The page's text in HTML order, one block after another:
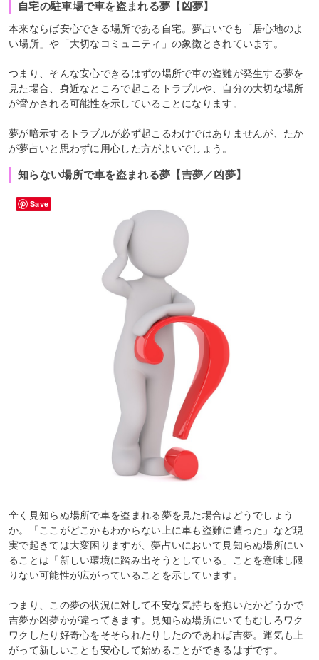
自宅の駐車場で車を盗まれる夢【凶夢】
本来ならば安心できる場所である自宅。夢占いでも「居心地のよ
い場所」や「大切なコミュニティ」の象徴とされています。
つまり、そんな安心できるはずの場所で車の盗難が発生する夢を
見た場合、身近なところで起こるトラブルや、自分の大切な場所
が脅かされる可能性を示していることになります。
夢が暗示するトラブルが必ず起こるわけではありませんが、たか
が夢占いと思わずに用心した方がよいでしょう。
知らない場所で車を盗まれる夢【吉夢／凶夢】
全く見知らぬ場所で車を盗まれる夢を見た場合はどうでしょう
か。「ここがどこかもわからない上に車も盗難に遭った」など現
実で起きては大変困りますが、夢占いにおいて見知らぬ場所にい
ることは「新しい環境に踏み出そうとしている」ことを意味し限
りない可能性が広がっていることを示しています。
つまり、この夢の状況に対して不安な気持ちを抱いたかどうかで
吉夢か凶夢かが違ってきます。見知らぬ場所にいてもむしろワク
ワクしたり好奇心をそそられたりしたのであれば吉夢。運気も上
がって新しいことも安心して始めることができるはずです。
Save